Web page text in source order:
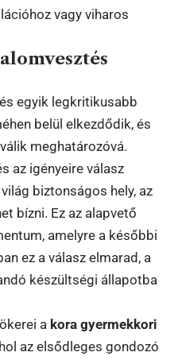
vagy viharos
egyik legkritikusabb
belül elkezdődik, és
meghatározóvá.
az igényeire válasz
biztonságos hely, az
bízni. Ez az alapvető
amelyre a későbbi
ez a válasz elmarad, a
készültségi állapotba
a kora gyermekkori
az elsődleges gondozó